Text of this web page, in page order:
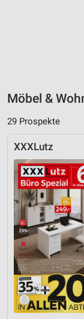
Möbel &
29 Prospekte
XXXLutz